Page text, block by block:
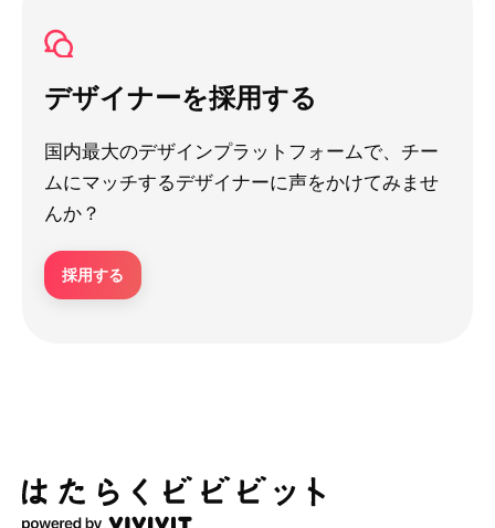
デザイナーを採用する
国内最大のデザインプラットフォームで、チー
ムにマッチするデザイナーに声をかけてみませ
んか？
採用する